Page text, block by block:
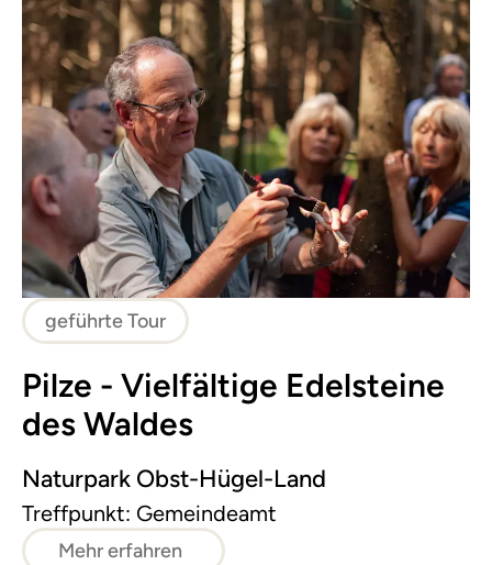
geführte Tour
Pilze - Vielfältige Edelsteine
des Waldes
Naturpark Obst-Hügel-Land
Treffpunkt: Gemeindeamt
Mehr erfahren